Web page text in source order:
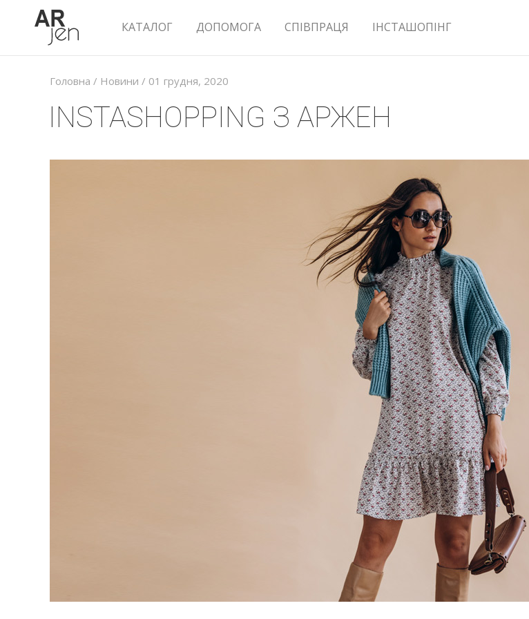
КАТАЛОГ ДОПОМОГА СПІВПРАЦЯ ІНСТАШОПІНГ
Головна / Новини / 01 грудня, 2020
INSTASHOPPING З АРЖЕН